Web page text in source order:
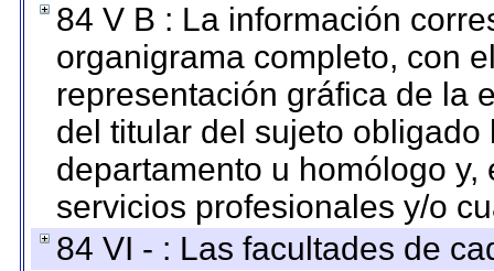
84 V B : La información
organigrama completo, con
representación gráfica de la
del titular del sujeto
departamento u homólogo
servicios profesionales y/o
84 VI - : Las facultades de